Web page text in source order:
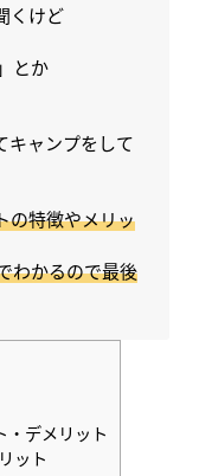
くけど
とか
キャンプをして
の特徴やメリッ
わかるので最後
・デメリット
ット